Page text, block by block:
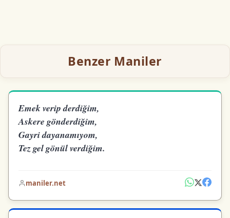
Benzer Maniler
Emek verip derdiğim,
Askere gönderdiğim,
Gayri dayanamıyom,
Tez gel gönül verdiğim.
maniler.net